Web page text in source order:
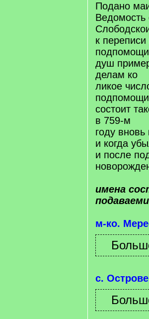
Подано
Ведомость
к
душ
делам ко
ликое
состоит
в 759-м
году
и когда
и после
имена
м-ко.
с.